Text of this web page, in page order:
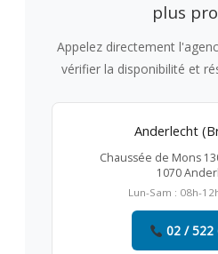
plus
Appelez directement
vérifier la disponibilité et
Anderlecht
Chaussée de Mons
1070
Lun-Sam : 08h-
02 / 522